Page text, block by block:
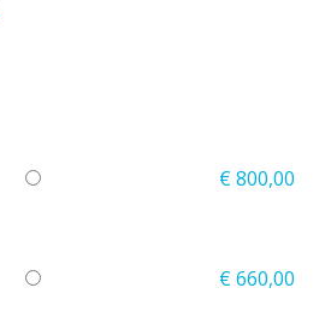
€ 800,00
€ 660,00